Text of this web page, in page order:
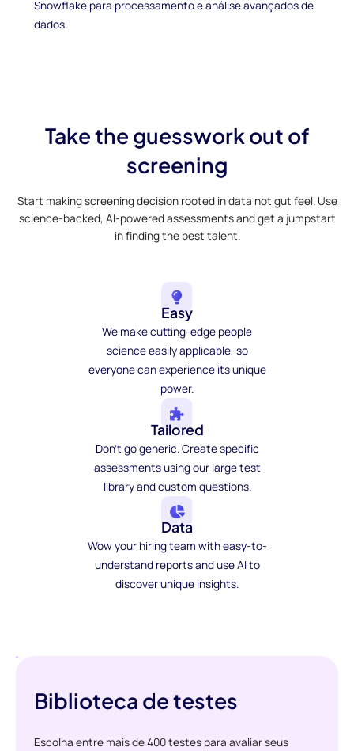
Snowflake para processamento e análise avançados de
dados.
Take the guesswork out of
screening
Start making screening decision rooted in data not gut feel. Use
science-backed, AI-powered assessments and get a jumpstart
in finding the best talent.
Easy
We make cutting-edge people
science easily applicable, so
everyone can experience its unique
power.
Tailored
Don't go generic. Create specific
assessments using our large test
library and custom questions.
Data
Wow your hiring team with easy-to-
understand reports and use AI to
discover unique insights.
Biblioteca de testes
Escolha entre mais de 400 testes para avaliar seus